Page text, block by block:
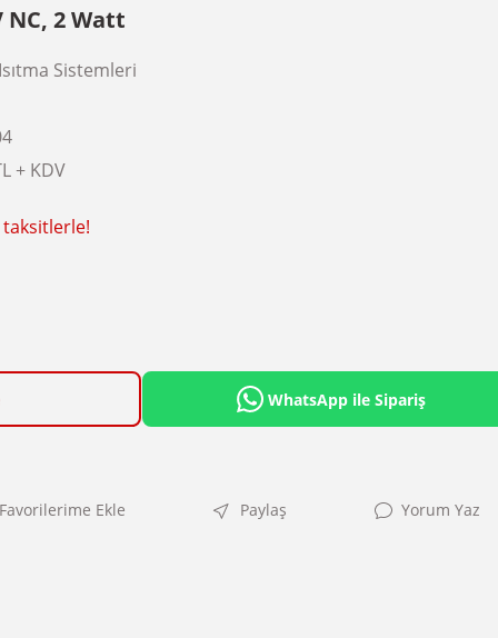
NC, 2 Watt
Sistemleri
+ KDV
taksitlerle!
WhatsApp ile Sipariş
Paylaş Yorum Yaz